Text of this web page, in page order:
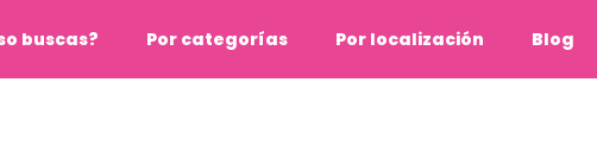
buscas? Por categorías Por localización Blog